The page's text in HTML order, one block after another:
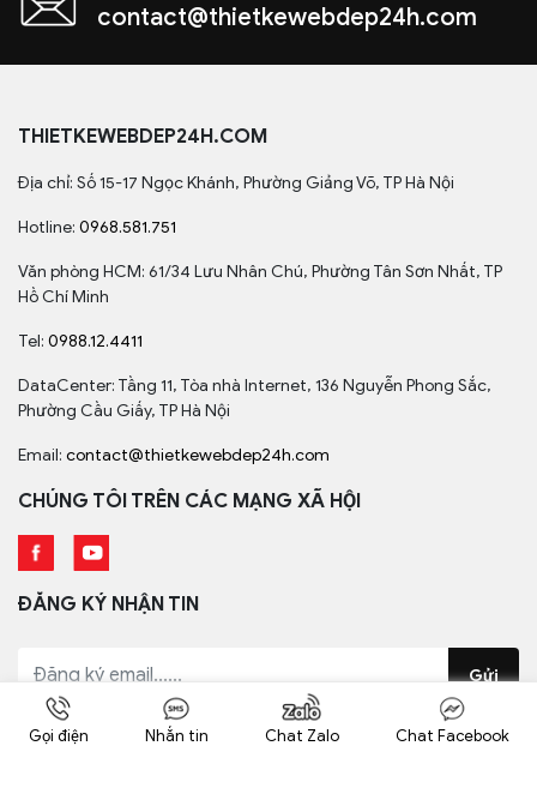
contact@thietkewebdep24h.com
THIETKEWEBDEP24H.COM
Địa chỉ: Số 15-17 Ngọc Khánh, Phường Giảng Võ, TP Hà Nội
Hotline: 0968.581.751
Văn phòng HCM: 61/34 Lưu Nhân Chú, Phường Tân Sơn Nhất, TP
Hồ Chí Minh
Tel: 0988.12.4411
DataCenter: Tầng 11, Tòa nhà Internet, 136 Nguyễn Phong Sắc,
Phường Cầu Giấy, TP Hà Nội
Email: contact@thietkewebdep24h.com
CHÚNG TÔI TRÊN CÁC MẠNG XÃ HỘI
ĐĂNG KÝ NHẬN TIN
Gửi
Đăng ký nhận các bản tin mới nhất
Gọi điện Nhắn tin Chat Zalo Chat Facebook